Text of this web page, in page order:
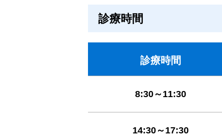
診療時間
診療時間
8:30～11:30
14:30～17:30